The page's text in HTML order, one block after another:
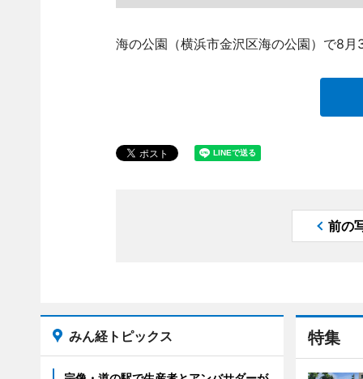
海の公園（横浜市金沢区海の公園）で8
前の
特集
みん経トピックス